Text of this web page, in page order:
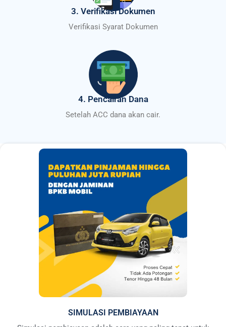
3. Verifikasi Dokumen
Verifikasi Syarat Dokumen
4. Pencairan Dana
Setelah ACC dana akan cair.
SIMULASI PEMBIAYAAN